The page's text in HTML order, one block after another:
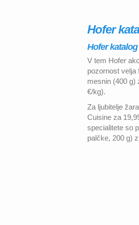
Hofer
Hofer katalog
V tem Hofer
pozornost velja
mesnin (400 g)
€/kg).
Za ljubitelje
Cuisine za
specialitete so
palčke, 200 g)